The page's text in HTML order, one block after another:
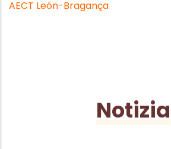
AECT León-Bragança
Notizia